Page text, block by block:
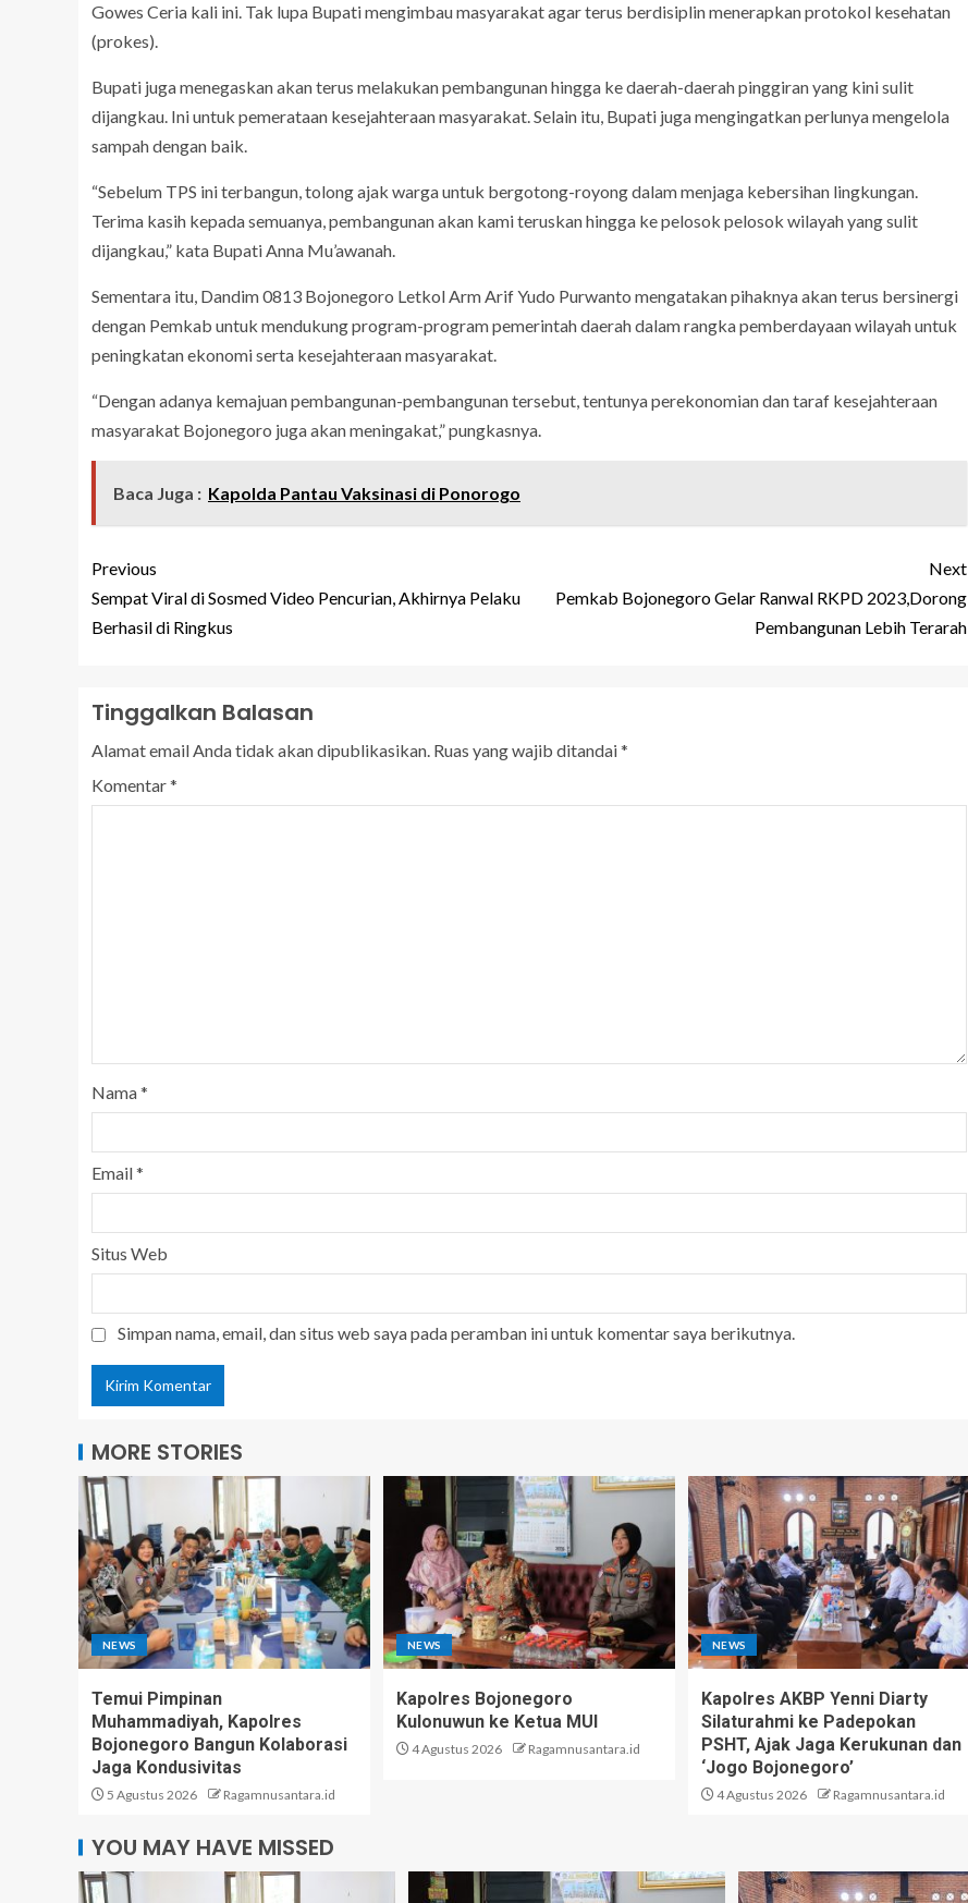
Gowes Ceria kali ini. Tak lupa Bupati mengimbau masyarakat agar terus berdisiplin menerapkan protokol kesehatan
(prokes).
Bupati juga menegaskan akan terus melakukan pembangunan hingga ke daerah-daerah pinggiran yang kini sulit
dijangkau. Ini untuk pemerataan kesejahteraan masyarakat. Selain itu, Bupati juga mengingatkan perlunya mengelola
sampah dengan baik.
“Sebelum TPS ini terbangun, tolong ajak warga untuk bergotong-royong dalam menjaga kebersihan lingkungan.
Terima kasih kepada semuanya, pembangunan akan kami teruskan hingga ke pelosok pelosok wilayah yang sulit
dijangkau,” kata Bupati Anna Mu’awanah.
Sementara itu, Dandim 0813 Bojonegoro Letkol Arm Arif Yudo Purwanto mengatakan pihaknya akan terus bersinergi
dengan Pemkab untuk mendukung program-program pemerintah daerah dalam rangka pemberdayaan wilayah untuk
peningkatan ekonomi serta kesejahteraan masyarakat.
“Dengan adanya kemajuan pembangunan-pembangunan tersebut, tentunya perekonomian dan taraf kesejahteraan
masyarakat Bojonegoro juga akan meningakat,” pungkasnya.
Baca Juga : Kapolda Pantau Vaksinasi di Ponorogo
Previous
Sempat Viral di Sosmed Video Pencurian, Akhirnya Pelaku
Berhasil di Ringkus
Next
Pemkab Bojonegoro Gelar Ranwal RKPD 2023,Dorong
Pembangunan Lebih Terarah
Tinggalkan Balasan
Alamat email Anda tidak akan dipublikasikan. Ruas yang wajib ditandai*
Komentar*
Nama*
Email*
Situs Web
Simpan nama, email, dan situs web saya pada peramban ini untuk komentar saya berikutnya.
MORE STORIES
NEWS
Temui Pimpinan
Muhammadiyah, Kapolres
Bojonegoro Bangun Kolaborasi
Jaga Kondusivitas
5 Agustus 2026 Ragamnusantara.id
NEWS
Kapolres Bojonegoro
Kulonuwun ke Ketua MUI
4 Agustus 2026 Ragamnusantara.id
NEWS
Kapolres AKBP Yenni Diarty
Silaturahmi ke Padepokan
PSHT, Ajak Jaga Kerukunan dan
‘Jogo Bojonegoro’
4 Agustus 2026 Ragamnusantara.id
YOU MAY HAVE MISSED